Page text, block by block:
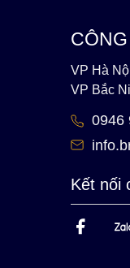
VP Hà
VP Bắc
0946
Kết nối